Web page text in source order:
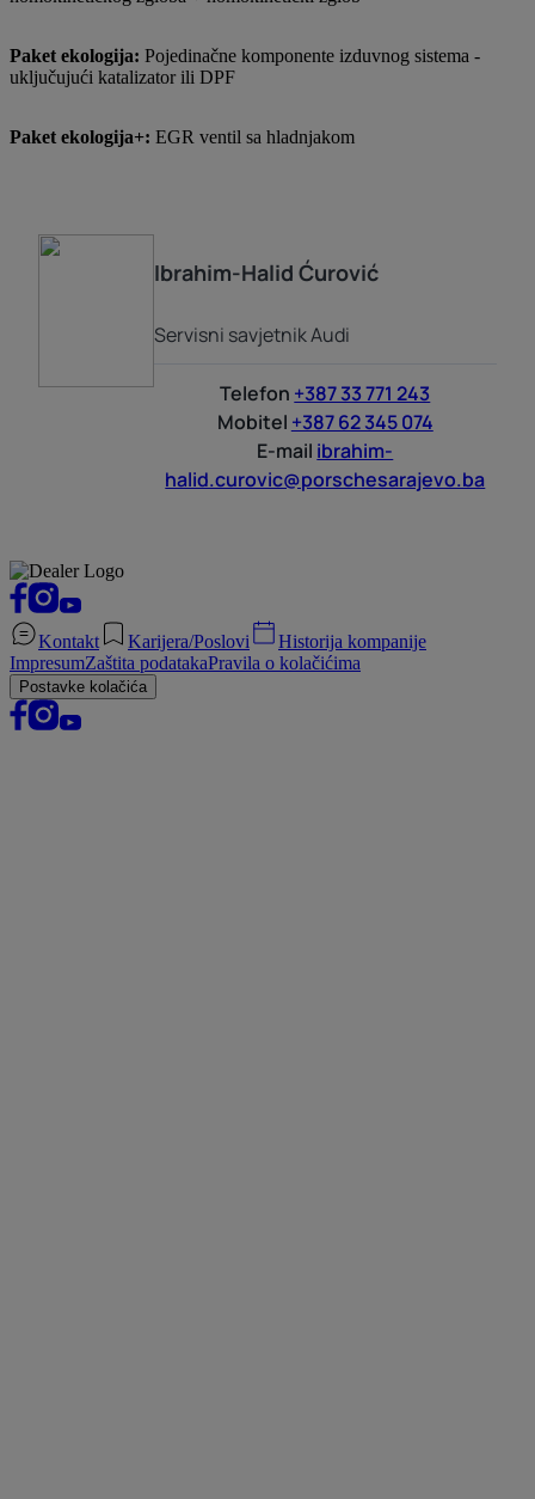
Paket ekologija: Pojedinačne komponente izduvnog sistema -
uključujući katalizator ili DPF
Paket ekologija+: EGR ventil sa hladnjakom
Ibrahim-Halid Ćurović
Servisni savjetnik Audi
Telefon +387 33 771 243
Mobitel +387 62 345 074
E-mail ibrahim-
halid.curovic@porschesarajevo.ba
Kontakt Karijera/Poslovi
Historija kompanije
ImpresumZaštita podatakaPravila o kolačićima
Postavke kolačića